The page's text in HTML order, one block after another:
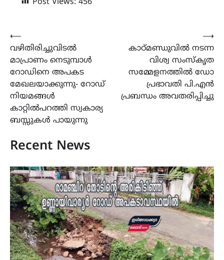
Post
navigation
⟵
വഴിതിരിച്ചുവിടൽ
മാപ്രാണം നെടുമ്പാൾ
റോഡിനെ അപകട
മേഖലയാക്കുന്നു- റോഡ്
നിയമങ്ങൾ
കാറ്റിൽപറത്തി സ്വകാര്യ
ബസ്സുകൾ പായുന്നു
കാഠ്മണ്ഡുവിൽ നടന്ന
വിശ്വ സംസ്‌കൃത
സമ്മേളനത്തിൽ ഡോ
പ്രഭാവതി പി.എൻ
പ്രബന്ധം അവതരിപ്പിച്ചു
⟶
Recent News